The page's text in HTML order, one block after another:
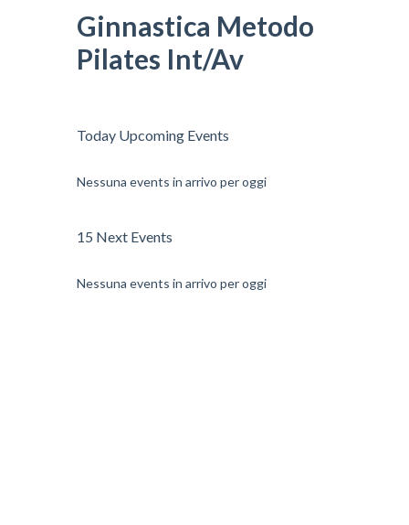
Ginnastica Metodo
Pilates Int/Av
Today Upcoming Events
Nessuna events in arrivo per oggi
15 Next Events
Nessuna events in arrivo per oggi